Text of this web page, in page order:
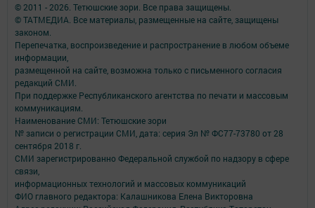
© 2011 - 2026. Тетюшские зори. Все права защищены.
© ТАТМЕДИА. Все материалы, размещенные на сайте, защищены
законом.
Перепечатка, воспроизведение и распространение в любом объеме
информации,
размещенной на сайте, возможна только с письменного согласия
редакций СМИ.
При поддержке Республиканского агентства по печати и массовым
коммуникациям.
Наименование СМИ: Тетюшские зори
№ записи о регистрации СМИ, дата: серия Эл № ФС77-73780 от 28
сентября 2018 г.
СМИ зарегистрированно Федеральной службой по надзору в сфере
связи,
информационных технологий и массовых коммуникаций
ФИО главного редактора: Калашникова Елена Викторовна